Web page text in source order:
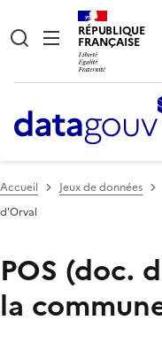
RÉPUBLIQUE
FRANÇAISE
Accueil Jeux de données
d'Orval
POS (doc.
la